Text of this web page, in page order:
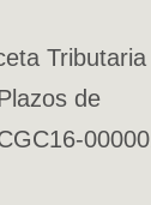
Tributaria
de